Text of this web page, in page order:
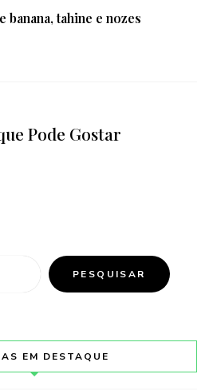
banana, tahine e nozes
Pode Gostar
PESQUISAR
EM DESTAQUE